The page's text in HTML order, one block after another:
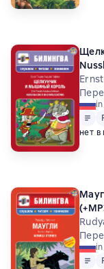
Text
нет
Text